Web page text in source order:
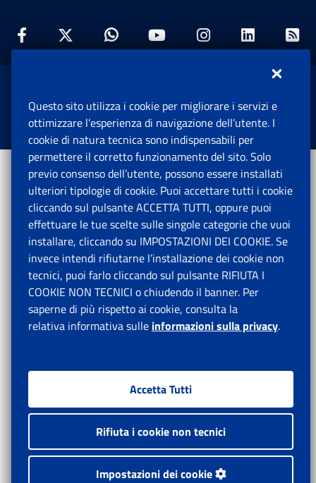
Facebook: Apre una nuova finestra
Twitter: Apre una nuova finestra
Whatsapp: Apre una nuova
Youtube: Apre una
Instagram:
Istituto Nazionale Previdenza Sociale.
Tutti i diritti riservati.
Questo sito utilizza i cookie per migliorare i servizi e
ottimizzare l’esperienza di navigazione dell’utente. I
cookie di natura tecnica sono indispensabili per
permettere il corretto funzionamento del sito. Solo
previo consenso dell’utente, possono essere installati
ulteriori tipologie di cookie. Puoi accettare tutti i cookie
cliccando sul pulsante ACCETTA TUTTI, oppure puoi
effettuare le tue scelte sulle singole categorie che vuoi
installare, cliccando su IMPOSTAZIONI DEI COOKIE. Se
invece intendi rifiutarne l’installazione dei cookie non
tecnici, puoi farlo cliccando sul pulsante RIFIUTA I
COOKIE NON TECNICI o chiudendo il banner. Per
saperne di più rispetto ai cookie, consulta la
relativa informativa sulle informazioni sulla privacy.
Accetta Tutti
Rifiuta i cookie non tecnici
Impostazioni dei cookie